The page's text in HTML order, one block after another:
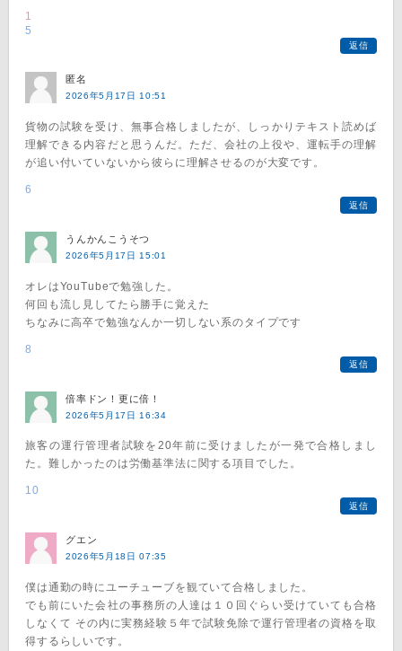
1
5
返信
匿名
2026年5月17日 10:51
貨物の試験を受け、無事合格しましたが、しっかりテキスト読めば
理解できる内容だと思うんだ。ただ、会社の上役や、運転手の理解
が追い付いていないから彼らに理解させるのが大変です。
6
返信
うんかんこうそつ
2026年5月17日 15:01
オレはYouTubeで勉強した。
何回も流し見してたら勝手に覚えた
ちなみに高卒で勉強なんか一切しない系のタイプです
8
返信
倍率ドン！更に倍！
2026年5月17日 16:34
旅客の運行管理者試験を20年前に受けましたが一発で合格しまし
た。難しかったのは労働基準法に関する項目でした。
10
返信
グエン
2026年5月18日 07:35
僕は通勤の時にユーチューブを観ていて合格しました。
でも前にいた会社の事務所の人達は１０回ぐらい受けていても合格
しなくて その内に実務経験５年で試験免除で運行管理者の資格を取
得するらしいです。